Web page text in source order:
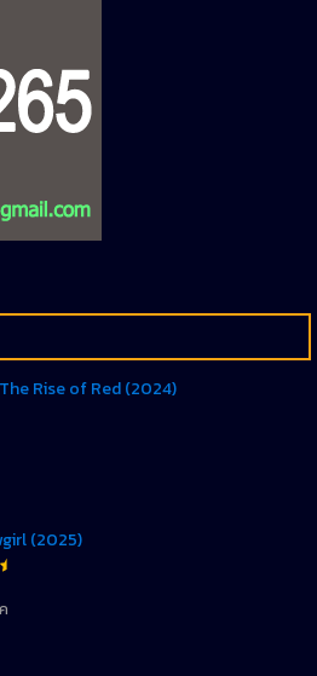
Rise of Red (2024)
(2025)